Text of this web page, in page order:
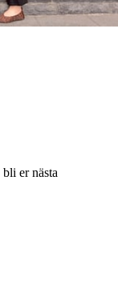
er nästa